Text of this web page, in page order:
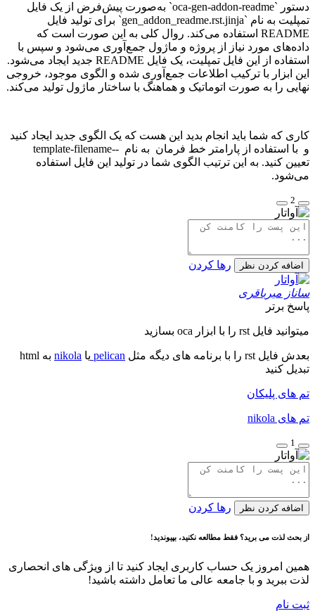
دستور `oca-gen-addon-readme` به‌صورت پیش‌فرض از یک فایل
تمپلیت به نام `gen_addon_readme.rst.jinja` برای تولید فایل
README استفاده می‌کند. روال کلی به این صورت است که
داده‌های مورد نیاز از پروژه و ماژول جمع‌آوری می‌شود و سپس با
استفاده از این فایل تمپلیت، یک فایل README جدید ایجاد می‌شود.
این ابزار با ترکیب اطلاعات جمع‌آوری شده و الگوی موجود، خروجی
نهایی را به صورت اتوماتیک و هماهنگ با ساختار ماژول تولید می‌کند.
کاری که شما باید انجام بدید این هست که یک الگوی جدید ایجاد کنید
تعیین کنید. به این ترتیب الگوی شما در تولید این فایل استفاده
می‌شود.
2
اضافه کردن نظر رها کردن
ساناز میرباقری
پاسخ برتر
میتوانید فایل rst را با ابزار oca بسازید
بعدش فایل rst را با برنامه های دیگه مثل pelican یا nikola
به html
تبدیل کنید
تم های پلیکان
تم های nikola
1
اضافه کردن نظر رها کردن
از بحث لذت می برید؟ فقط مطالعه نکنید، بپیوندید!
همین امروز یک حساب کاربری ایجاد کنید تا از ویژگی های انحصاری
لذت ببرید و با جامعه عالی ما تعامل داشته باشید!
ثبت نام